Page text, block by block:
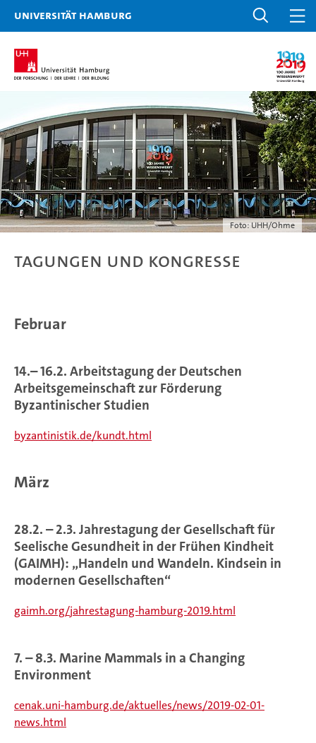
Universität Hamburg
Foto: UHH/Ohme
Tagungen und Kongresse
Februar
14.– 16.2. Arbeitstagung der Deutschen
Arbeitsgemeinschaft zur Förderung
Byzantinischer Studien
byzantinistik.de/kundt.html
März
28.2. – 2.3. Jahrestagung der Gesellschaft für
Seelische Gesundheit in der Frühen Kindheit
(GAIMH): „Handeln und Wandeln. Kindsein in
modernen Gesellschaften“
gaimh.org/jahrestagung-hamburg-2019.html
7. – 8.3. Marine Mammals in a Changing
Environment
cenak.uni-hamburg.de/aktuelles/news/2019-02-01-
news.html